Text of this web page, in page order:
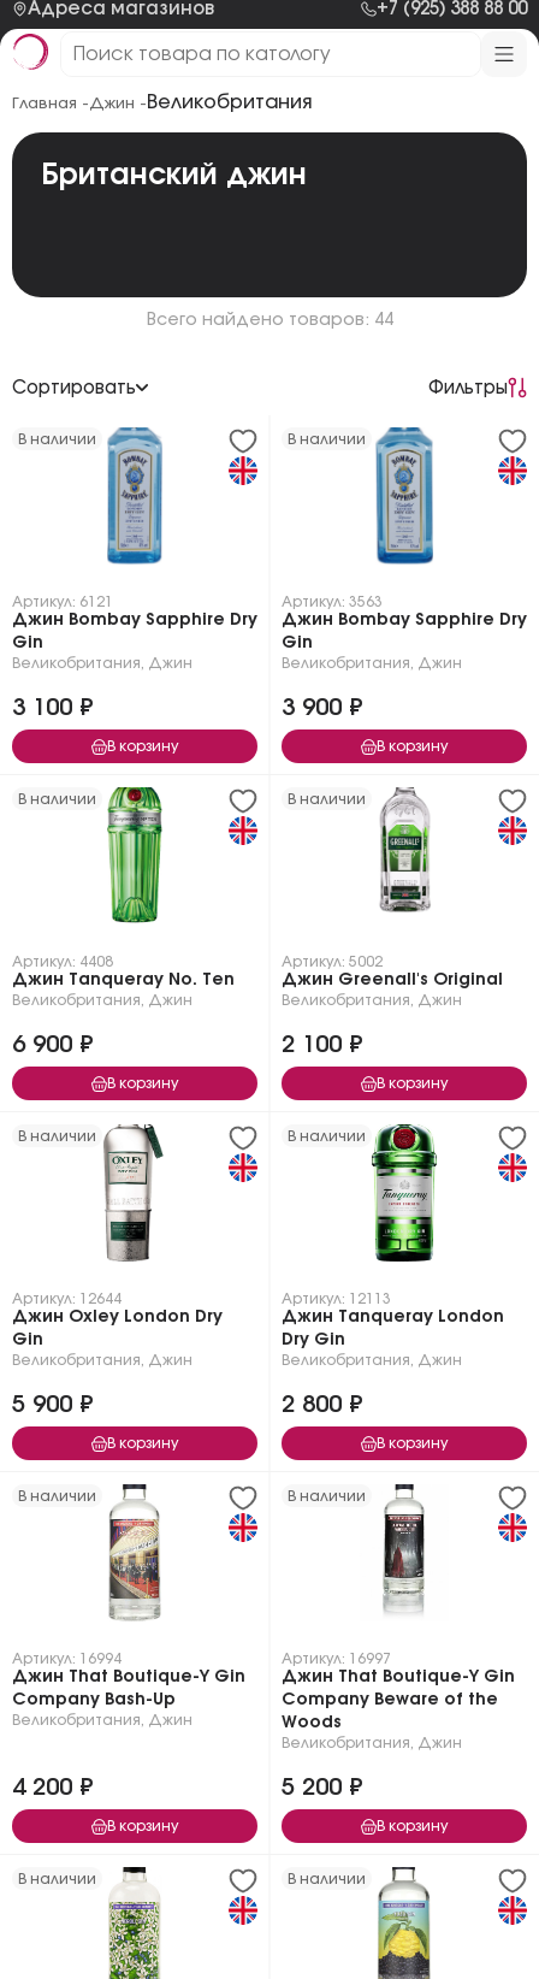
Адреса магазинов +7 (925) 388 88 00
Главная -Джин - Великобритания
Британский джин
Всего найдено товаров: 44
Сортировать Фильтры
В наличии
Артикул: 6121
Джин Bombay Sapphire Dry
Gin
Великобритания Джин
3 100 ₽
В корзину
В наличии
Артикул: 3563
Джин Bombay Sapphire Dry
Gin
Великобритания Джин
3 900 ₽
В корзину
В наличии
Артикул: 4408
Джин Tanqueray No. Ten
Великобритания Джин
6 900 ₽
В корзину
В наличии
Артикул: 5002
Джин Greenall's Original
Великобритания Джин
2 100 ₽
В корзину
В наличии
Артикул: 12644
Джин Oxley London Dry
Gin
Великобритания Джин
5 900 ₽
В корзину
В наличии
Артикул: 12113
Джин Tanqueray London
Dry Gin
Великобритания Джин
2 800 ₽
В корзину
В наличии
Артикул: 16994
Джин That Boutique-Y Gin
Company Bash-Up
Великобритания Джин
4 200 ₽
В корзину
В наличии
Артикул: 16997
Джин That Boutique-Y Gin
Company Beware of the
Woods
Великобритания Джин
5 200 ₽
В корзину
В наличии В наличии